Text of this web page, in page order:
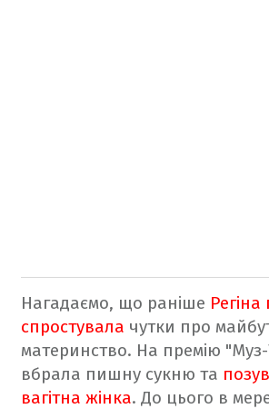
Нагадаємо, що раніше Регіна
спростувала чутки про
материнство. На премію
вбрала пишну сукню та
вагітна жінка. До цього в